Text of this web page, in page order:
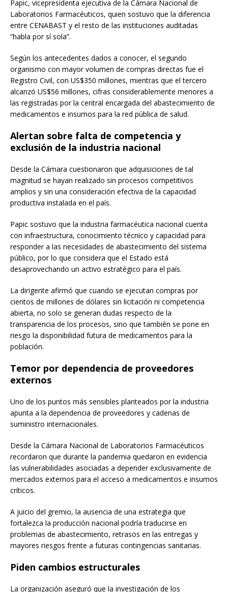
Papic, vicepresidenta ejecutiva de la Cámara Nacional de
Laboratorios Farmacéuticos, quien sostuvo que la diferencia
entre CENABAST y el resto de las instituciones auditadas
“habla por sí sola”.
Según los antecedentes dados a conocer, el segundo
organismo con mayor volumen de compras directas fue el
Registro Civil, con US$350 millones, mientras que el tercero
alcanzó US$56 millones, cifras considerablemente menores a
las registradas por la central encargada del abastecimiento de
medicamentos e insumos para la red pública de salud.
Alertan sobre falta de competencia y
exclusión de la industria nacional
Desde la Cámara cuestionaron que adquisiciones de tal
magnitud se hayan realizado sin procesos competitivos
amplios y sin una consideración efectiva de la capacidad
productiva instalada en el país.
Papic sostuvo que la industria farmacéutica nacional cuenta
con infraestructura, conocimiento técnico y capacidad para
responder a las necesidades de abastecimiento del sistema
público, por lo que considera que el Estado está
desaprovechando un activo estratégico para el país.
La dirigente afirmó que cuando se ejecutan compras por
cientos de millones de dólares sin licitación ni competencia
abierta, no solo se generan dudas respecto de la
transparencia de los procesos, sino que también se pone en
riesgo la disponibilidad futura de medicamentos para la
población.
Temor por dependencia de proveedores
externos
Uno de los puntos más sensibles planteados por la industria
apunta a la dependencia de proveedores y cadenas de
suministro internacionales.
Desde la Cámara Nacional de Laboratorios Farmacéuticos
recordaron que durante la pandemia quedaron en evidencia
las vulnerabilidades asociadas a depender exclusivamente de
mercados externos para el acceso a medicamentos e insumos
críticos.
A juicio del gremio, la ausencia de una estrategia que
fortalezca la producción nacional podría traducirse en
problemas de abastecimiento, retrasos en las entregas y
mayores riesgos frente a futuras contingencias sanitarias.
Piden cambios estructurales
La organización aseguró que la investigación de los